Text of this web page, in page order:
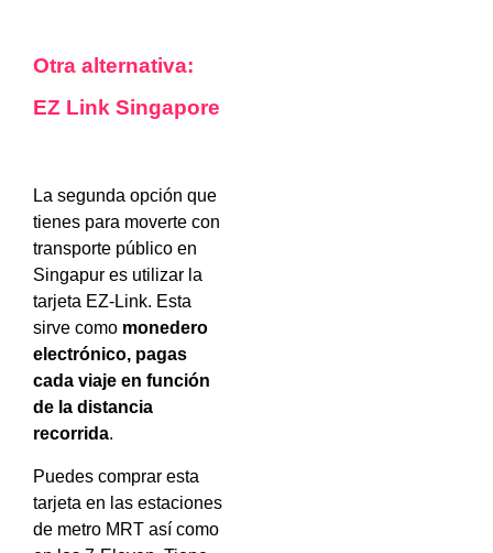
Otra alternativa:
EZ Link Singapore
La segunda opción que
tienes para moverte con
transporte público en
Singapur es utilizar la
tarjeta EZ-Link. Esta
sirve como monedero
electrónico, pagas
cada viaje en función
de la distancia
recorrida.
Puedes comprar esta
tarjeta en las estaciones
de metro MRT así como